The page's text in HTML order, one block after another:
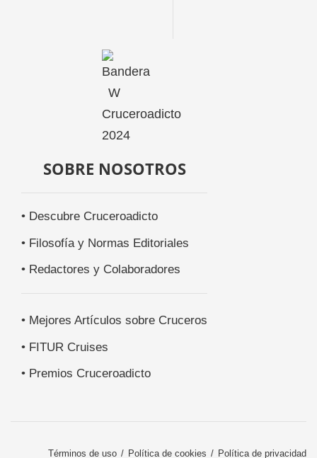
SOBRE NOSOTROS
• Descubre Cruceroadicto
• Filosofía y Normas Editoriales
• Redactores y Colaboradores
• Mejores Artículos sobre Cruceros
• FITUR Cruises
• Premios Cruceroadicto
Términos de uso Política de cookies Política de privacidad